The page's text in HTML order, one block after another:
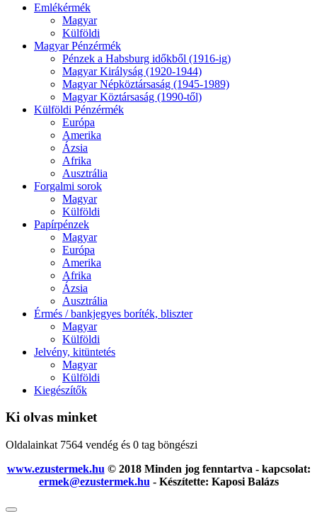
Emlékérmék
Magyar
Külföldi
Magyar Pénzérmék
Pénzek a Habsburg időkből (1916-ig)
Magyar Királyság (1920-1944)
Magyar Népköztársaság (1945-1989)
Magyar Köztársaság (1990-től)
Külföldi Pénzérmék
Európa
Amerika
Ázsia
Afrika
Ausztrália
Forgalmi sorok
Magyar
Külföldi
Papírpénzek
Magyar
Európa
Amerika
Afrika
Ázsia
Ausztrália
Érmés / bankjegyes boríték, bliszter
Magyar
Külföldi
Jelvény, kitüntetés
Magyar
Külföldi
Kiegészítők
Ki olvas minket
Oldalainkat 7564 vendég és 0 tag böngészi
www.ezustermek.hu © 2018 Minden jog fenntartva - kapcsolat:
ermek@ezustermek.hu - Készítette: Kaposi Balázs